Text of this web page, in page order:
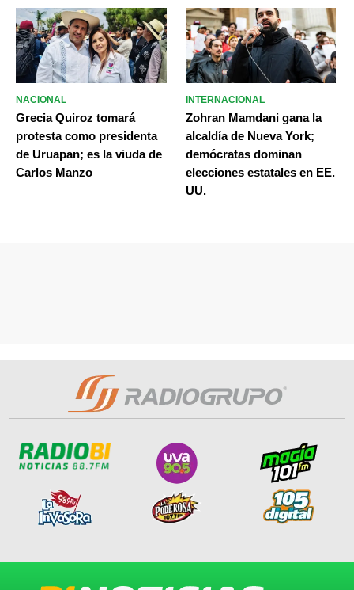
NACIONAL
Grecia Quiroz tomará
protesta como presidenta
de Uruapan; es la viuda de
Carlos Manzo
INTERNACIONAL
Zohran Mamdani gana la
alcaldía de Nueva York;
demócratas dominan
elecciones estatales en EE.
UU.